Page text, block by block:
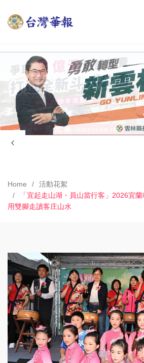
Home
活動花絮
「宜起走山湖・員山當行客」2026宜
用雙腳走讀客庄山水